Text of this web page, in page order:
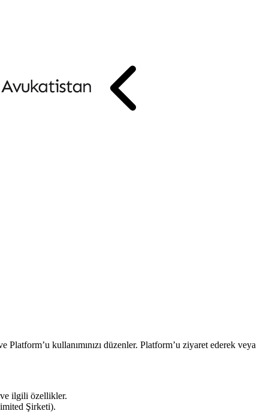
kullanımınızı düzenler. Platform’u ziyaret ederek
ve ilgili özellikler.
Şirketi).